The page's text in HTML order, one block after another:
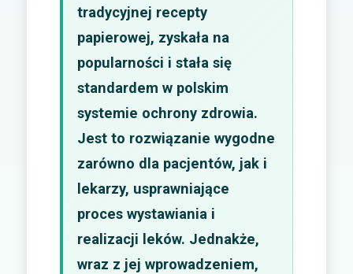
tradycyjnej recepty
papierowej, zyskała na
popularności i stała się
standardem w polskim
systemie ochrony zdrowia.
Jest to rozwiązanie wygodne
zarówno dla pacjentów, jak i
lekarzy, usprawniające
proces wystawiania i
realizacji leków. Jednakże,
wraz z jej wprowadzeniem,